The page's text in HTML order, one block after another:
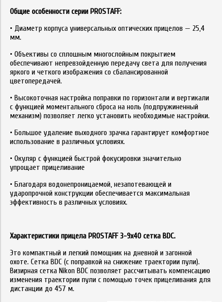
Общие особенности серии PROSTAFF:
• Диаметр корпуса универсальных оптических прицелов — 25,4
мм.
• Объективы со сплошным многослойным покрытием
обеспечивают непревзойденную передачу света для получения
яркого и четкого изображения со сбалансированной
цветопередачей.
• Высокоточная настройка поправки по горизонтали и вертикали
с функцией моментального сброса на ноль (подпружиненный
механизм) позволяет легко установить необходимые настройки.
• Большое удаление выходного зрачка гарантирует комфортное
использование в различных условиях.
• Окуляр с функцией быстрой фокусировки значительно
упрощает прицеливание
• Благодаря водонепроницаемой, незапотевающей и
ударопрочной конструкции обеспечивается максимальная
эффективность в различных условиях.
Характеристики прицела PROSTAFF 3-9x40 сетка BDC.
Это компактный и легкий помощник на дневной и загонной
охоте. Сетка BDC (с поправкой на снижение траектории пули).
Визирная сетка Nikon BDC позволяет рассчитывать компенсацию
изменения траектории пули с помощью точек прицеливания для
дистанции до 457 м.